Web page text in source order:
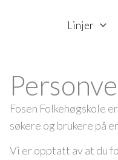
Linjer
Fosen Folkehøgskole
søkere og brukere på
Vi er opptatt av at du